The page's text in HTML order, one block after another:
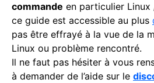
commande en particulier Linux
ce guide est accessible au plus
pas être effrayé à la vue de la
Linux ou problème rencontré.
Il ne faut pas hésiter à vous
à demander de l’aide sur le